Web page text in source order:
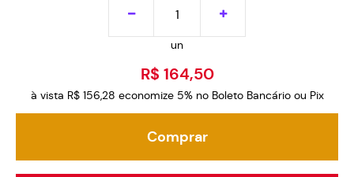
un
R$ 164,50
à vista R$ 156,28 economize 5% no Boleto Bancário ou Pix
Comprar